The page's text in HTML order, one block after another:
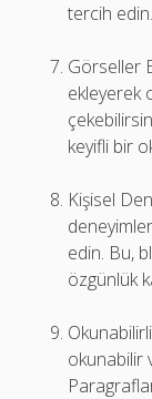
tercih edin.
Görseller
ekleyerek
keyifli bir
Kişisel
edin. Bu,
özgünlük
okunabilir